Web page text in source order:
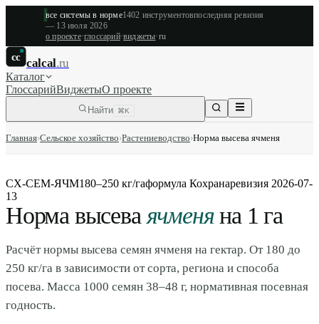
все системы в норме1402 инструментовпоследняя ревизия
— 13 июля 2026
о проекте·глоссарий·виджеты·ru
cc calcal.ru
Каталог
ГлоссарийВиджетыО проекте
Найти ⌘K
Главная›Сельское хозяйство›Растениеводство›Норма высева ячменя
СХ-СЕМ-ЯЧМ180–250 кг/гаформула Кохранаревизия 2026-07-
13
Норма высева ячменяна 1 га
Расчёт нормы высева семян ячменя на гектар. От 180 до
250 кг/га в зависимости от сорта, региона и способа
посева. Масса 1000 семян 38–48 г, нормативная посевная
годность.